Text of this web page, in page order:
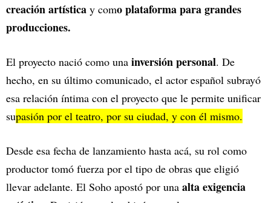
creación artística y como plataforma para grandes
producciones.
El proyecto nació como una inversión personal. De
hecho, en su último comunicado, el actor español subrayó
esa relación íntima con el proyecto que le permite unificar
supasión por el teatro, por su ciudad, y con él mismo.
Desde esa fecha de lanzamiento hasta acá, su rol como
productor tomó fuerza por el tipo de obras que eligió
llevar adelante. El Soho apostó por una alta exigencia